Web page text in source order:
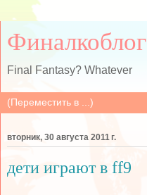
Финалкоблог
Final Fantasy? Whatever
вторник, 30 августа 2011 г.
дети играют в ff9